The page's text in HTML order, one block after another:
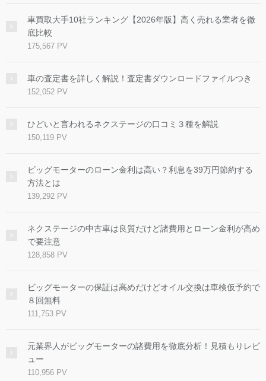
車買取大手10社ランキング【2026年版】高く売れる業者を徹
底比較
175,567 PV
車の査定書を詳しく解説！査定書ダウンロードファイルつき
152,052 PV
ひどいと言われるネクステージの口コミ３種を解説
150,119 PV
ビッグモーターのローン金利は高い？利息を39万円節約する
方法とは
139,292 PV
ネクステージの中古車は良質だけど諸費用とローン金利が高め
で要注意
128,858 PV
ビッグモーターの保証は高めだけどオイル交換は車検仮予約で
８回無料
111,753 PV
元業界人がビッグモーターの諸費用を徹底分析！見積もりレビ
ュー
110,956 PV